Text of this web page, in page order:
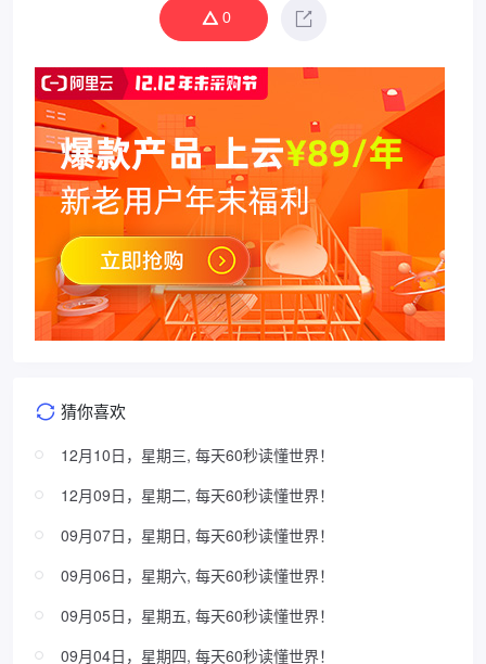
0
猜你喜欢
12月10日，星期三, 每天60秒读懂世界！
12月09日，星期二, 每天60秒读懂世界！
09月07日，星期日, 每天60秒读懂世界！
09月06日，星期六, 每天60秒读懂世界！
09月05日，星期五, 每天60秒读懂世界！
09月04日，星期四, 每天60秒读懂世界！